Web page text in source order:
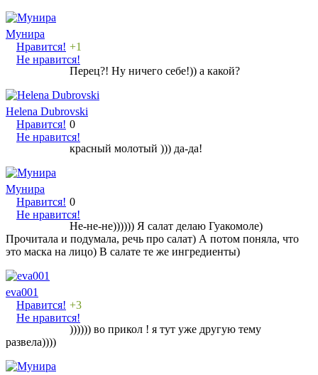
Мунира
Нравится!
Не нравится!
+1
Перец?! Ну ничего себе!)) а какой?
Helena Dubrovski
Нравится!
Не нравится!
0
красный молотый ))) да-да!
Мунира
Нравится!
Не нравится!
0
Не-не-не)))))) Я салат делаю Гуакомоле)
Прочитала и подумала, речь про салат) А потом поняла, что
это маска на лицо) В салате те же ингредиенты)
eva001
Нравится!
Не нравится!
+3
)))))) во прикол ! я тут уже другую тему
развела))))